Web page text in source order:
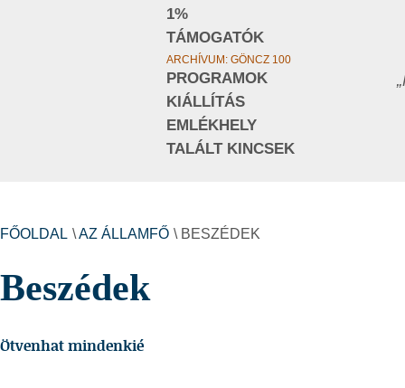
1%
TÁMOGATÓK
ARCHÍVUM: GÖNCZ 100
PROGRAMOK
KIÁLLÍTÁS
EMLÉKHELY
TALÁLT KINCSEK
FŐOLDAL \AZ ÁLLAMFŐ \ BESZÉDEK
Beszédek
Ötvenhat mindenkié